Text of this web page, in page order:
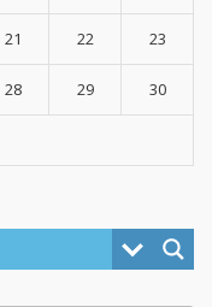
21 22 23
28 29 30